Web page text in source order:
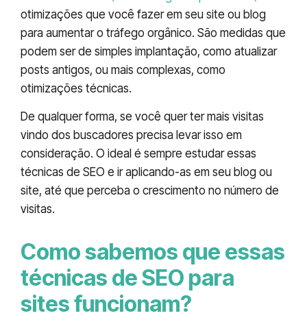
otimizações que você fazer em seu site ou blog
para aumentar o tráfego orgânico. São medidas que
podem ser de simples implantação, como atualizar
posts antigos, ou mais complexas, como
otimizações técnicas.
De qualquer forma, se você quer ter mais visitas
vindo dos buscadores precisa levar isso em
consideração. O ideal é sempre estudar essas
técnicas de SEO e ir aplicando-as em seu blog ou
site, até que perceba o crescimento no número de
visitas.
Como sabemos que essas
técnicas de SEO para
sites funcionam?